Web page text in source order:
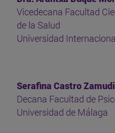
Vicedecana Facultad
de la Salud
Universidad
Serafina Castro
Decana Facultad de
Universidad de Málaga